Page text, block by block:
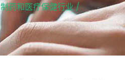
制药和医疗保健行业/